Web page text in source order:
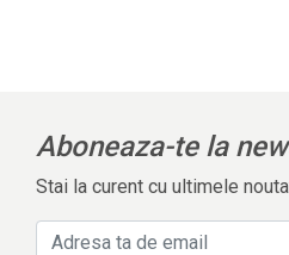
Aboneaza-te la
Stai la curent cu ultimele